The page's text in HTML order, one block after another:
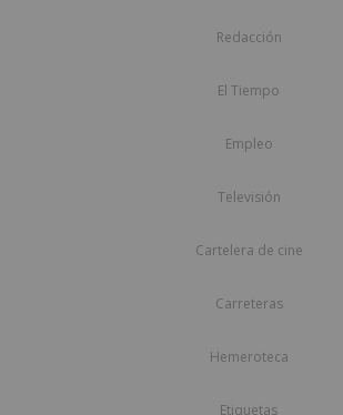
Redacción
El Tiempo
Empleo
Televisión
Cartelera de cine
Carreteras
Hemeroteca
Etiquetas